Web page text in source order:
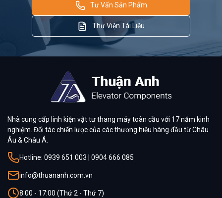
Tư Vấn Sản Phẩm
Thư Viện Tài Liệu
Nhà cung cấp linh kiện vật tư thang máy toàn cầu với 17 năm kinh
nghiệm. Đối tác chiến lược của các thương hiệu hàng đầu từ Châu
Âu & Châu Á.
Hotline: 0939 651 003 | 0904 666 085
info@thuananh.com.vn
8:00 - 17:00 (Thứ 2 - Thứ 7)